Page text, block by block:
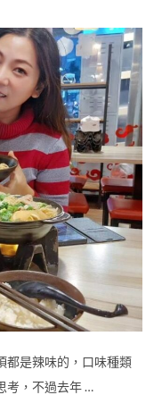
都是辣味的，口味種類
考，不過去年 …